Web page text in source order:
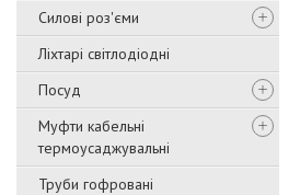
Силові роз'єми
Ліхтарі світлодіодні
Посуд
Муфти кабельні
термоусаджувальні
Труби гофровані